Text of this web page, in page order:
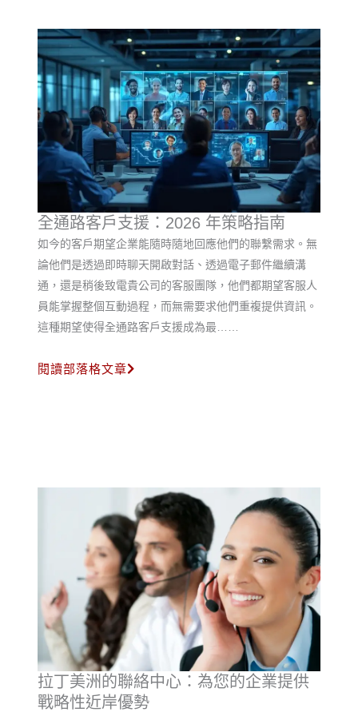
全通路客戶支援：2026 年策略指南
如今的客戶期望企業能隨時隨地回應他們的聯繫需求。無
論他們是透過即時聊天開啟對話、透過電子郵件繼續溝
通，還是稍後致電貴公司的客服團隊，他們都期望客服人
員能掌握整個互動過程，而無需要求他們重複提供資訊。
這種期望使得全通路客戶支援成為最……
閱讀部落格文章
拉丁美洲的聯絡中心：為您的企業提供
戰略性近岸優勢